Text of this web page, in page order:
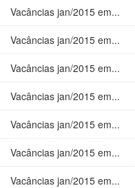
Vacâncias jan/2015 em...
Vacâncias jan/2015 em...
Vacâncias jan/2015 em...
Vacâncias jan/2015 em...
Vacâncias jan/2015 em...
Vacâncias jan/2015 em...
Vacâncias jan/2015 em...